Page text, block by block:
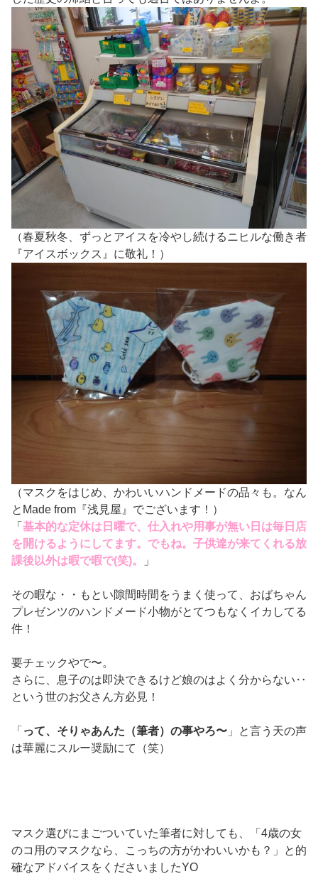
（春夏秋冬、ずっとアイスを冷やし続けるニヒルな働き者
『アイスボックス』に敬礼！）
（マスクをはじめ、かわいいハンドメードの品々も。なん
とMade from『浅見屋』でございます！）
「 基本的な定休は日曜で、仕入れや用事が無い日は毎日店
を開けるようにしてます。でもね。子供達が来てくれる放
課後以外は暇で暇で(笑)。
」
その暇な・・もとい隙間時間をうまく使って、おばちゃん
プレゼンツのハンドメード小物がとてつもなくイカしてる
件！
要チェックやで〜。
さらに、息子のは即決できるけど娘のはよく分からない‥
という世のお父さん方必見！
「 って、そりゃあんた（筆者）の事やろ〜 」と言う天の声
は華麗にスルー奨励にて（笑）
マスク選びにまごついていた筆者に対しても、「4歳の女
のコ用のマスクなら、こっちの方がかわいいかも？」と的
確なアドバイスをくださいましたYO